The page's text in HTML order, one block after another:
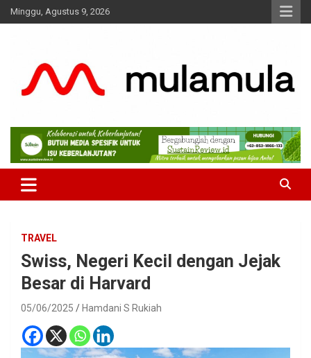
Skip
to
Minggu, Agustus 9, 2026
MulaMula
Medianya para Gen Z
TRAVEL
Swiss, Negeri Kecil dengan Jejak
Besar di Harvard
05/06/2025 Hamdani S Rukiah